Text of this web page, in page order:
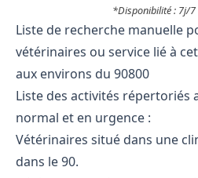
*Disponibilité : 7j/
Liste de recherche manuelle
vétérinaires ou service lié à
aux environs du 90800
Liste des activités répertoriés
normal et en urgence :
Vétérinaires situé dans une
dans le 90.